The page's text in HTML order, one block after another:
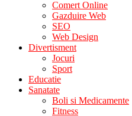
Comert Online
Gazduire Web
SEO
Web Design
Divertisment
Jocuri
Sport
Educatie
Sanatate
Boli si Medicamente
Fitness